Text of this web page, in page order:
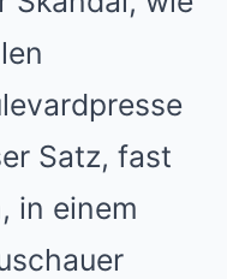
Satz, fast
in einem